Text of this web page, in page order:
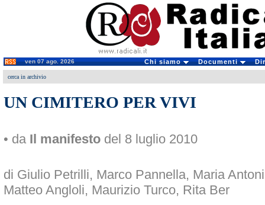
ven 07 ago. 2026 Chi siamo Documenti
cerca in archivio
UN CIMITERO PER VIVI
• da Il manifesto del 8 luglio 2010
di Giulio Petrilli, Marco Pannella, Maria
Matteo Angloli, Maurizio Turco, Rita Ber